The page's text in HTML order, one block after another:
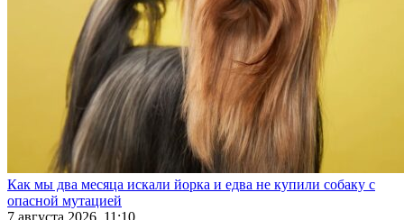
Как мы два месяца искали йорка и едва не купили собаку с
опасной мутацией
7 августа 2026, 11:10